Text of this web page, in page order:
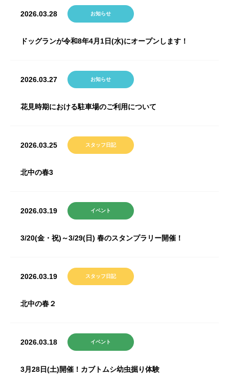
2026.03.28 お知らせ
ドッグランが令和8年4月1日(水)にオープンします！
2026.03.27 お知らせ
花見時期における駐車場のご利用について
2026.03.25 スタッフ日記
北中の春3
2026.03.19 イベント
3/20(金・祝)～3/29(日) 春のスタンプラリー開催！
2026.03.19 スタッフ日記
北中の春２
2026.03.18 イベント
3月28日(土)開催！カブトムシ幼虫掘り体験